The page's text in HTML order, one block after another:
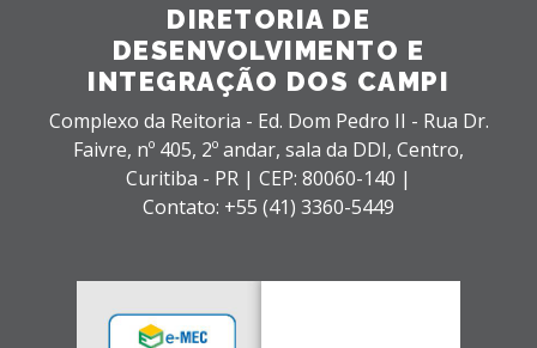
DIRETORIA DE
DESENVOLVIMENTO E
INTEGRAÇÃO DOS CAMPI
Complexo da Reitoria - Ed. Dom Pedro II - Rua Dr.
Faivre, nº 405, 2º andar, sala da DDI, Centro,
Curitiba - PR | CEP: 80060-140 |
Contato: +55 (41) 3360-5449